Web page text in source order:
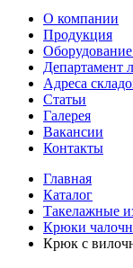
О компании
Продукция
Департамент
Адреса
Статьи
Галерея
Вакансии
Контакты
Главная
Каталог
Такелажные
Крюки
Крюк с